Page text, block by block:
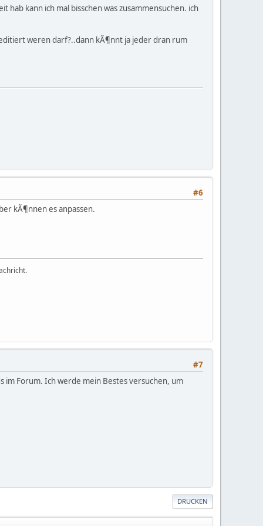
kann ich mal bisschen was zusammensuchen. ich
weren darf?..dann kÃ¶nnt ja jeder dran rum
#6
kÃ¶nnen es anpassen.
#7
im Forum. Ich werde mein Bestes versuchen, um
DRUCKEN